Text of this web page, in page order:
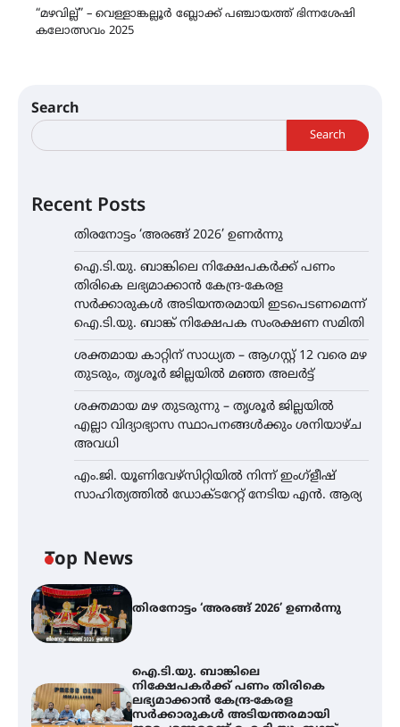
“മഴവില്ല്” – വെള്ളാങ്കല്ലൂർ ബ്ലോക്ക് പഞ്ചായത്ത് ഭിന്നശേഷി
കലോത്സവം 2025
Search
Search
Recent Posts
തിരനോട്ടം ‘അരങ്ങ് 2026’ ഉണർന്നു
ഐ.ടി.യു. ബാങ്കിലെ നിക്ഷേപകർക്ക് പണം
തിരികെ ലഭ്യമാക്കാൻ കേന്ദ്ര-കേരള
സർക്കാരുകൾ അടിയന്തരമായി ഇടപെടണമെന്ന്
ഐ.ടി.യു. ബാങ്ക് നിക്ഷേപക സംരക്ഷണ സമിതി
ശക്തമായ കാറ്റിന് സാധ്യത – ആഗസ്റ്റ് 12 വരെ മഴ
തുടരും, തൃശൂർ ജില്ലയിൽ മഞ്ഞ അലർട്ട്
ശക്തമായ മഴ തുടരുന്നു – തൃശൂർ ജില്ലയിൽ
എല്ലാ വിദ്യാഭ്യാസ സ്ഥാപനങ്ങൾക്കും ശനിയാഴ്ച
അവധി
എം.ജി. യൂണിവേഴ്‌സിറ്റിയിൽ നിന്ന് ഇംഗ്ളീഷ്
സാഹിത്യത്തിൽ ഡോക്ടറേറ്റ് നേടിയ എൻ. ആര്യ
Top News
തിരനോട്ടം ‘അരങ്ങ് 2026’ ഉണർന്നു
ഐ.ടി.യു. ബാങ്കിലെ
നിക്ഷേപകർക്ക് പണം തിരികെ
ലഭ്യമാക്കാൻ കേന്ദ്ര-കേരള
സർക്കാരുകൾ അടിയന്തരമായി